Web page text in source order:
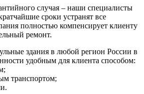
случая – наши специалисты
сроки устранят все
полностью компенсирует клиенту
ремонт.
здания в любой регион России в
удобным для клиента способом:
транспортом;